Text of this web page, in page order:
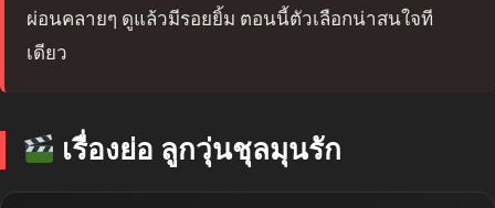
ผ่อนคลายๆ ดูแล้วมีรอยยิ้ม ตอนนี้ตัวเลือกน่าสนใจที
เดียว
เรื่องย่อ ลูกวุ่นชุลมุนรัก